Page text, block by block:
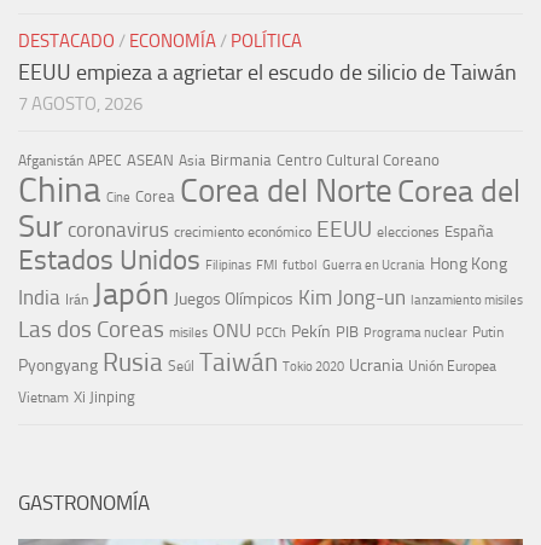
DESTACADO / ECONOMÍA/ POLÍTICA
EEUU empieza a agrietar el escudo de silicio de Taiwán
7 AGOSTO, 2026
Afganistán APEC ASEAN Asia Birmania Centro Cultural Coreano
China Cine Corea Corea del NorteCorea del
Sur coronavirus crecimiento económico EEUU elecciones España
Estados Unidos Filipinas FMI futbol Guerra en Ucrania Hong Kong
India Irán Japón Juegos Olímpicos Kim Jong-un lanzamiento misiles
Las dos Coreas misiles ONU PCCh Pekín PIB Programa nuclear Putin
Pyongyang Rusia Seúl Taiwán Tokio 2020 Ucrania Unión Europea
Vietnam Xi Jinping
GASTRONOMÍA